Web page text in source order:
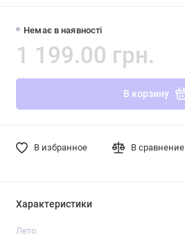
Немає в наявності
1 199.00 грн.
В корзину
В избранное В сравнение
Характеристики
Лето